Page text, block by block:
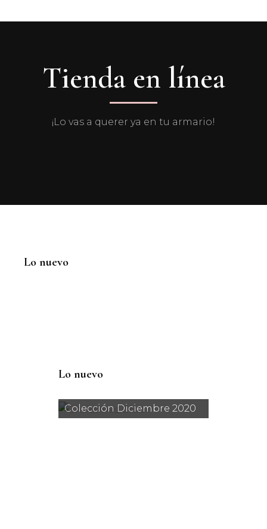
Tienda en línea
¡Lo vas a querer ya en tu armario!
Lo nuevo
Lo nuevo
Colección Diciembre 2020